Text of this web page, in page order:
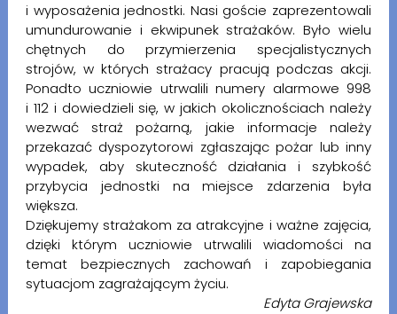
i wyposażenia jednostki. Nasi goście zaprezentowali
umundurowanie i ekwipunek strażaków. Było wielu
chętnych do przymierzenia specjalistycznych
strojów, w których strażacy pracują podczas akcji.
Ponadto uczniowie utrwalili numery alarmowe 998
i 112 i dowiedzieli się, w jakich okolicznościach należy
wezwać straż pożarną, jakie informacje należy
przekazać dyspozytorowi zgłaszając pożar lub inny
wypadek, aby skuteczność działania i szybkość
przybycia jednostki na miejsce zdarzenia była
większa.
Dziękujemy strażakom za atrakcyjne i ważne zajęcia,
dzięki którym uczniowie utrwalili wiadomości na
temat bezpiecznych zachowań i zapobiegania
sytuacjom zagrażającym życiu.
Edyta Grajewska